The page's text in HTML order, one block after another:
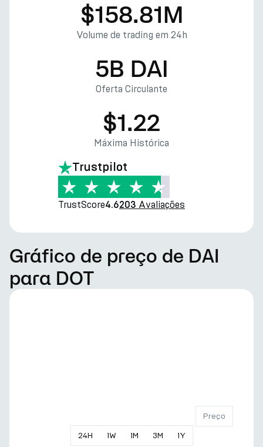
$158.81M
Volume de trading em 24h
5B DAI
Oferta Circulante
$1.22
Máxima Histórica
Trustpilot
TrustScore4.6203 Avaliações
Gráfico de preço de DAI
para DOT
24H 1W 1M 3M 1Y
Preço